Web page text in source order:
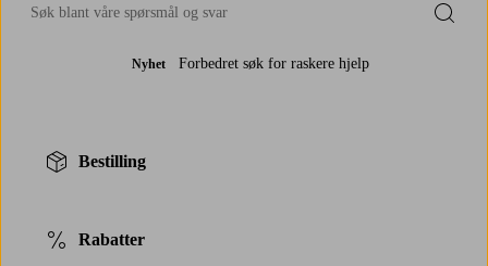
Submit
Nyhet Forbedret søk for raskere hjelp
Bestilling
Rabatter